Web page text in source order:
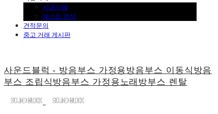
시공사례
테스트 영상
견적문의
중고 거래 게시판
사운드블럭 - 방음부스 가정용방음부스 이동식방음
부스 조립식방음부스 가정용노래방부스 렌탈